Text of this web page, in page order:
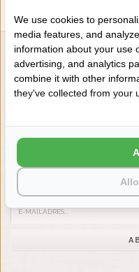
+31
Wilt u op
Word lid
We use cookies to
media features, and
information about your use
advertising, and analytics
combine it with other
they've collected from your